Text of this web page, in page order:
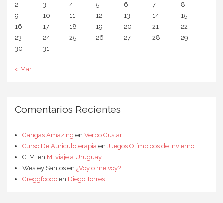
2
3 4 5 6 7
8
9
10 11 12 13 14
15
16
17 18 19 20 21
22
23
24 25 26 27 28
29
30
31
« Mar
Comentarios Recientes
Gangas Amazing en Verbo Gustar
Curso De Auriculoterapia en Juegos Olímpicos de Invierno
C. M. en Mi viaje a Uruguay
Wesley Santos en ¿Voy o me voy?
Greggfoodo en Diego Torres